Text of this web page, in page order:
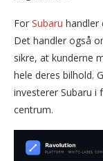
For Subaru handler
Det handler også
sikre, at kunderne
hele deres bilhold.
investerer Subaru i
centrum.